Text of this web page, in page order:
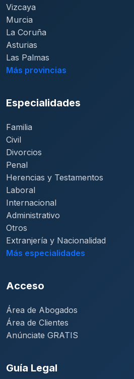
Vizcaya
Murcia
La Coruña
Asturias
Las Palmas
Más provincias
Especialidades
Familia
Civil
Divorcios
Penal
Herencias y Testamentos
Laboral
Internacional
Administrativo
Otros
Extranjería y Nacionalidad
Más especialidades
Acceso
Área de Abogados
Área de Clientes
Anúnciate GRATIS
Guía Legal